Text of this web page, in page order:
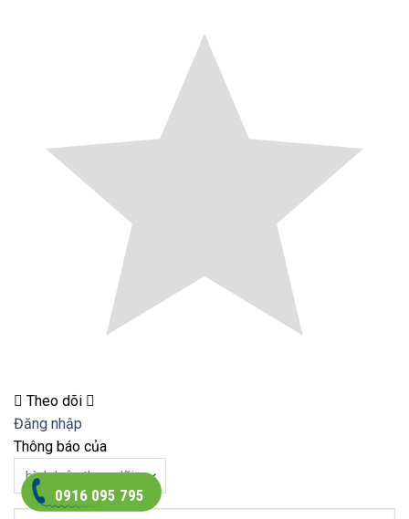
Theo dõi
Đăng nhập
Thông báo của
0916 095 795